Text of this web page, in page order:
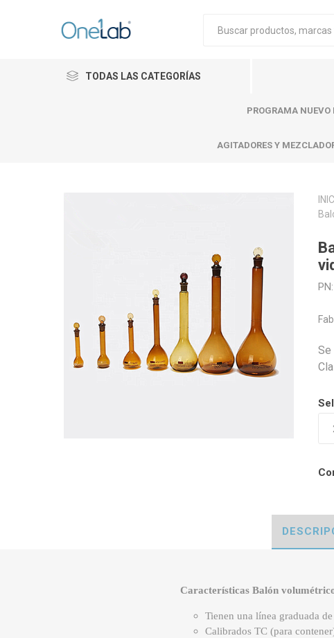
TODAS LAS CATEGORÍAS
PROGRAMA NUEVO
AGITADORES Y
PN:
Se
Características Balón
Tienen una línea graduada
Calibrados TC (para